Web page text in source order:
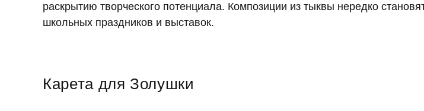
раскрытию творческого потенциала. Композиции из тыквы нередко
школьных праздников и выставок.
Карета для Золушки